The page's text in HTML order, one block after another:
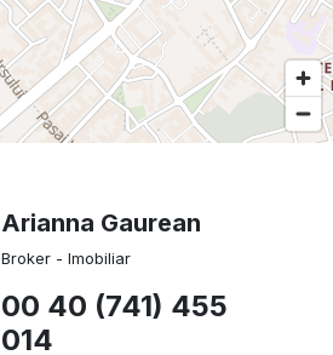
Arianna Gaurean
Broker - Imobiliar
00 40 (741) 455
014